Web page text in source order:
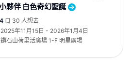
夥伴 白色奇幻聖誕
4 30 人想去
2025年11月15日 - 2026年1月4日
鑽石山荷里活廣場 1-F 明星廣場